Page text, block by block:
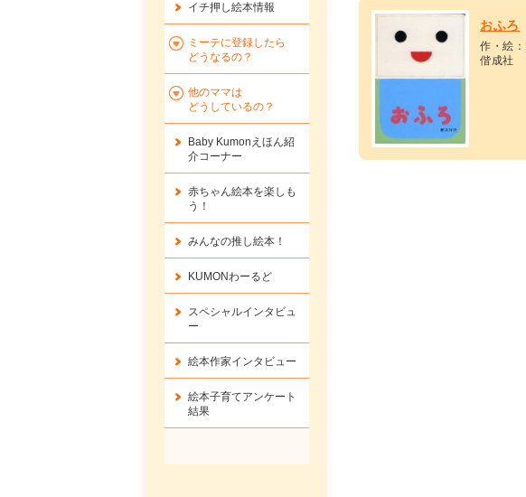
おふろ
作・絵：
偕成社
イチ押し絵本情報
ミーテに登録したら
どうなるの？
他のママは
どうしているの？
Baby Kumonえほん紹
介コーナー
赤ちゃん絵本を楽しも
う！
みんなの推し絵本！
KUMONわーるど
スペシャルインタビュ
ー
絵本作家インタビュー
絵本子育てアンケート
結果